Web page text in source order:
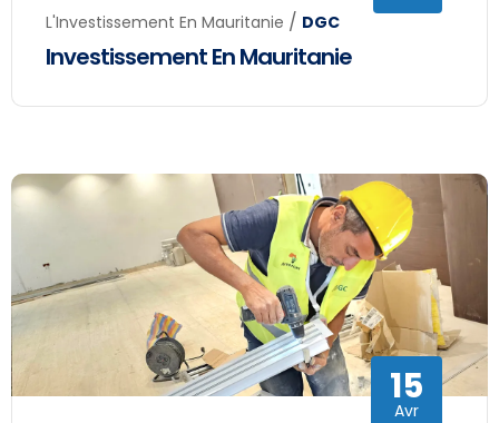
L'Investissement En Mauritanie / DGC
Investissement En Mauritanie
15
Avr